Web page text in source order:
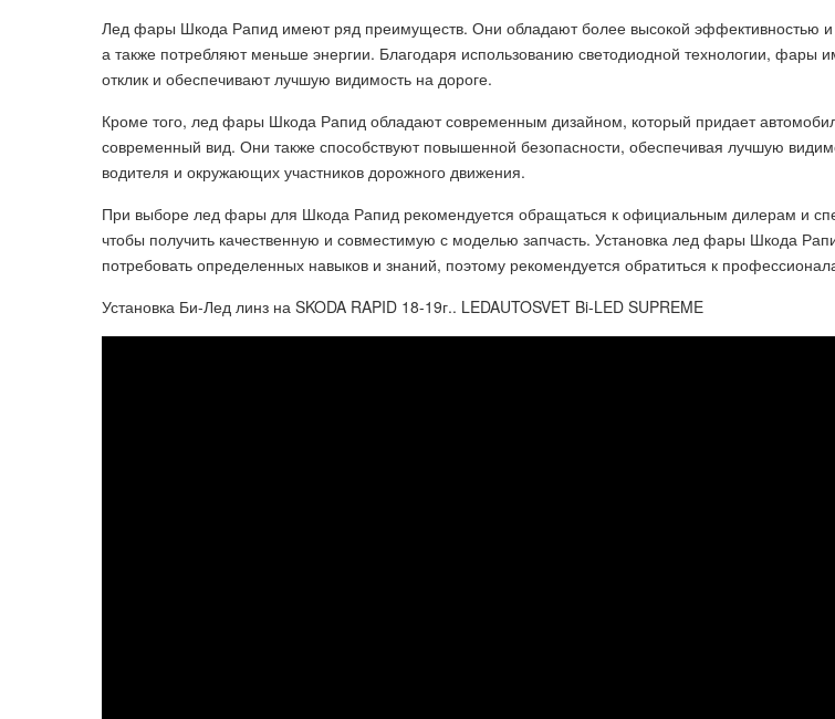
Лед фары Шкода Рапид имеют ряд преимуществ. Они обладают более высокой эффективностью и
а также потребляют меньше энергии. Благодаря использованию светодиодной технологии, фары
отклик и обеспечивают лучшую видимость на дороге.
Кроме того, лед фары Шкода Рапид обладают современным дизайном, который придает
современный вид. Они также способствуют повышенной безопасности, обеспечивая лучшую
водителя и окружающих участников дорожного движения.
При выборе лед фары для Шкода Рапид рекомендуется обращаться к официальным дилерам и
чтобы получить качественную и совместимую с моделью запчасть. Установка лед фары Шкода
потребовать определенных навыков и знаний, поэтому рекомендуется обратиться к
Установка Би-Лед линз на SKODA RAPID 18-19г.. LEDAUTOSVET Bi-LED SUPREME